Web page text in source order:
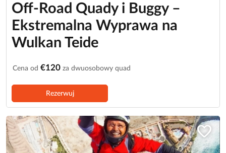
Off-Road Quady i Buggy –
Ekstremalna Wyprawa na
Wulkan Teide
Cena od €120 za dwuosobowy quad
Rezerwuj
favorite